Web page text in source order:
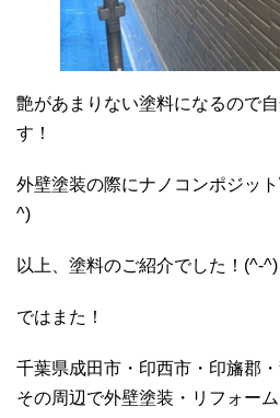
艶があまりない塗料になるので
す！
外壁塗装の際にナノコンポジッ
^)
以上、塗料のご紹介でした！(^-^)
ではまた！
千葉県成田市・印西市・印旛郡
その周辺で外壁塗装・リフォー